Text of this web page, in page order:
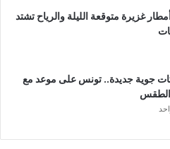
غزيرة متوقعة الليلة والرياح تشتد
جوية جديدة.. تونس على موعد مع
الطقس